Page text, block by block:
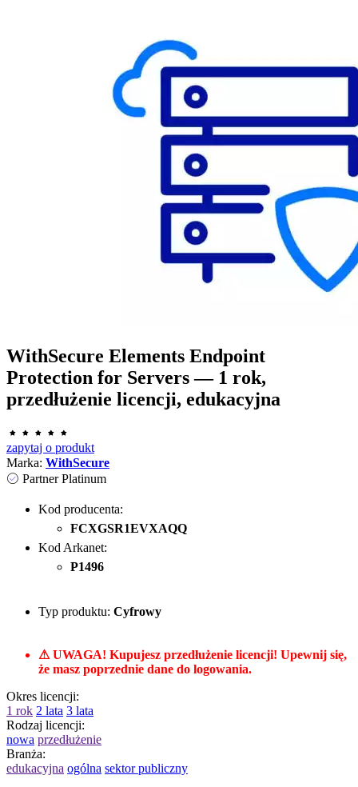
WithSecure Elements Endpoint
Protection for Servers — 1 rok,
przedłużenie licencji, edukacyjna
zapytaj o produkt
Marka: WithSecure
Partner Platinum
Kod producenta:
FCXGSR1EVXAQQ
Kod Arkanet:
P1496
Typ produktu: Cyfrowy
⚠ UWAGA! Kupujesz przedłużenie licencji! Upewnij się,
że masz poprzednie dane do logowania.
Okres licencji:
1 rok 2 lata 3 lata
Rodzaj licencji:
nowa przedłużenie
Branża:
edukacyjna ogólna sektor publiczny